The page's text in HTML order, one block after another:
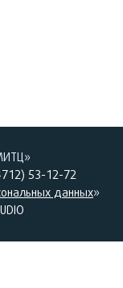
53-12-72
данных»